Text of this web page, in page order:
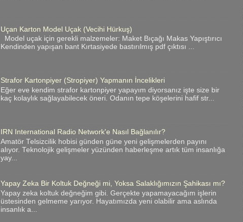
Uçan Karton Model Uçak (Vecihi Hürkuş)
Model uçak için gerekli malzemeler: Maket Bıçağı Makas Yapıştırıcı
Kendinden yapışan bant Kırtasiyede bastırılmış pdf çıktısı ...
Strafor Kartonpiyer (Stropiyer) Yapmanın İncelikleri
Eğer eve kendim strafor kartonpiyer yapayım diyorsanız işte size bir
kaç kolaylık sağlayabilecek öneri. Odanın tepe köşelerini hafif str...
IRN International Radio Network'e Nasıl Bağlanılır?
Amatör Telsizcilik hobisi günden güne yeni gelişmelerden payını
alıyor. Teknolojik gelişmeler yüzünden haberleşme artık tüm insanlığa
yay...
Yapay Zeka Bir Koltuk Değneği mi, Yoksa Salaklığımızın Şahikası mı?
Yapay zeka koltuk değneğim gibi. Gerçekte yapamayacağım işlerin
üstesinden gelmeme yarıyor. Hayatımızda yeni olabilir ama aslında
insanlık a...